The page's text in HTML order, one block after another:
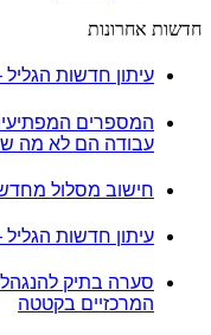
חדשות אחרונות
עיתון חדשות הגליל
עבודה הם לא מה
חישוב מסלול
עיתון חדשות הגליל
סערה בתיק
המרכזיים בקטטה